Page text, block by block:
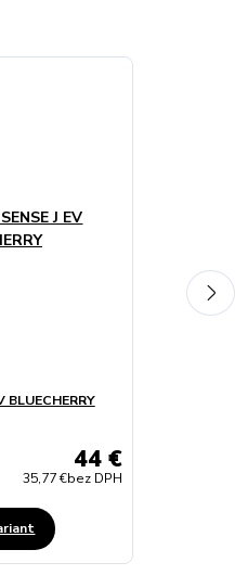
BLUECHERRY
44 €
35,77 €bez DPH